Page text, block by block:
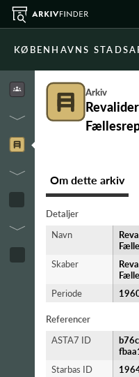
KØBENHAVNS
Arkiv
Om dette arkiv
Detaljer
Navn
Skaber
Periode
Referencer
ASTA7 ID
Starbas ID